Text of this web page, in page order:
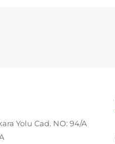
Yolu Cad. NO: 94/A